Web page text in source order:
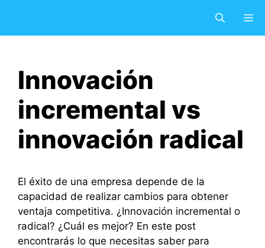
contenido
Innovación
incremental vs
innovación radical
El éxito de una empresa depende de la
capacidad de realizar cambios para obtener
ventaja competitiva. ¿Innovación incremental o
radical? ¿Cuál es mejor? En este post
encontrarás lo que necesitas saber para